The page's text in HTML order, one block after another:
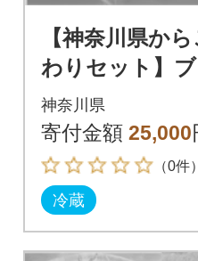
【神奈川県か
わりセット】
ド豚しゃぶしゃ
と鎌倉野菜のド
シング【複数個
送】
神奈川県
寄付金額 25,000
（0件）
冷蔵